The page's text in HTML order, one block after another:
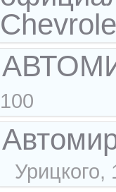
100
Урицкого,